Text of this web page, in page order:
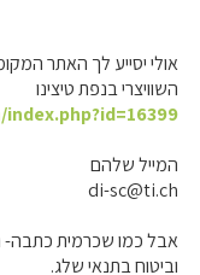
אולי יסייע לך האתר
השוויצרי בנפת טיצינו
המייל שלהם
di-sc@ti.ch
אבל כמו שכרמית כתבה-
וביטוח בתנאי שלג.